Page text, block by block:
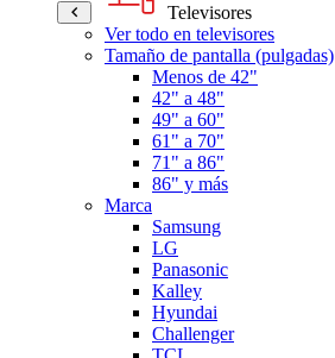
Televisores
Ver todo en televisores
Tamaño de pantalla (pulgadas)
Menos de 42"
42" a 48"
49" a 60"
61" a 70"
71" a 86"
86" y más
Marca
Samsung
LG
Panasonic
Kalley
Hyundai
Challenger